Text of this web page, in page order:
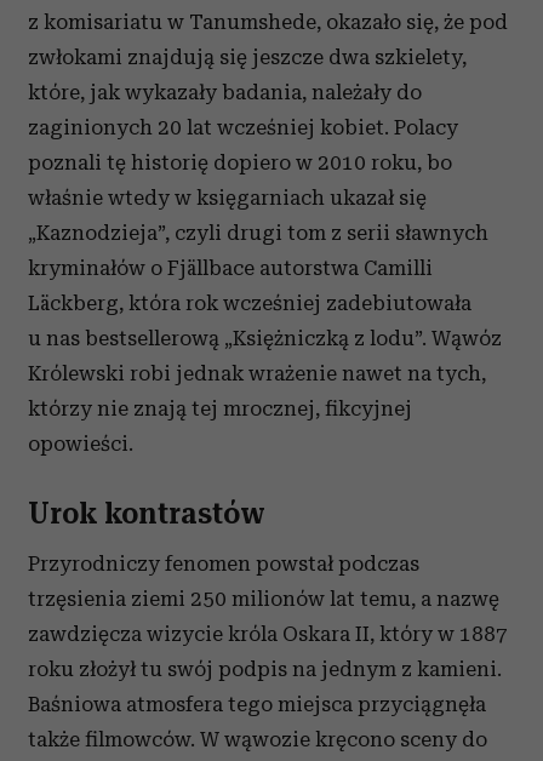
z komisariatu w Tanumshede, okazało się, że pod
zwłokami znajdują się jeszcze dwa szkielety,
które, jak wykazały badania, należały do
zaginionych 20 lat wcześniej kobiet. Polacy
poznali tę historię dopiero w 2010 roku, bo
właśnie wtedy w księgarniach ukazał się
„Kaznodzieja”, czyli drugi tom z serii sławnych
kryminałów o Fjällbace autorstwa Camilli
Läckberg, która rok wcześniej zadebiutowała
u nas bestsellerową „Księżniczką z lodu”. Wąwóz
Królewski robi jednak wrażenie nawet na tych,
którzy nie znają tej mrocznej, fikcyjnej
opowieści.
Urok kontrastów
Przyrodniczy fenomen powstał podczas
trzęsienia ziemi 250 milionów lat temu, a nazwę
zawdzięcza wizycie króla Oskara II, który w 1887
roku złożył tu swój podpis na jednym z kamieni.
Baśniowa atmosfera tego miejsca przyciągnęła
także filmowców. W wąwozie kręcono sceny do